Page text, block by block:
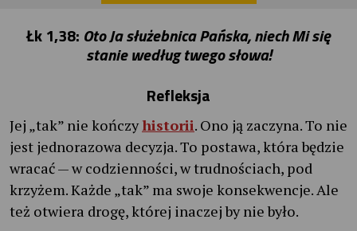
Łk 1,38: Oto Ja służebnica Pańska, niech Mi się
stanie według twego słowa!
Refleksja
Jej „tak” nie kończyhistorii. Ono ją zaczyna. To nie
jest jednorazowa decyzja. To postawa, która będzie
wracać — w codzienności, w trudnościach, pod
krzyżem. Każde „tak” ma swoje konsekwencje. Ale
też otwiera drogę, której inaczej by nie było.